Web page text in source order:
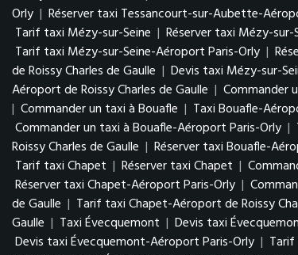
Orly | Réserver taxi Tessancourt-sur-Aubette-
Tarif taxi Mézy-sur-Seine | Réserver taxi Mézy-sur-
Tarif taxi Mézy-sur-Seine-Aéroport Paris-Orly |
de Roissy Charles de Gaulle | Devis taxi Mézy-sur-
Aéroport de Roissy Charles de Gaulle | Commander
| Commander un taxi à Bouafle | Taxi Bouafle-
Commander un taxi à Bouafle-Aéroport Paris-Orly |
Roissy Charles de Gaulle | Réserver taxi Bouafle-
Tarif taxi Chapet | Réserver taxi Chapet |
Réserver taxi Chapet-Aéroport Paris-Orly |
de Gaulle | Tarif taxi Chapet-Aéroport de Roissy
Gaulle | Taxi Évecquemont | Devis taxi
Devis taxi Évecquemont-Aéroport Paris-Orly |